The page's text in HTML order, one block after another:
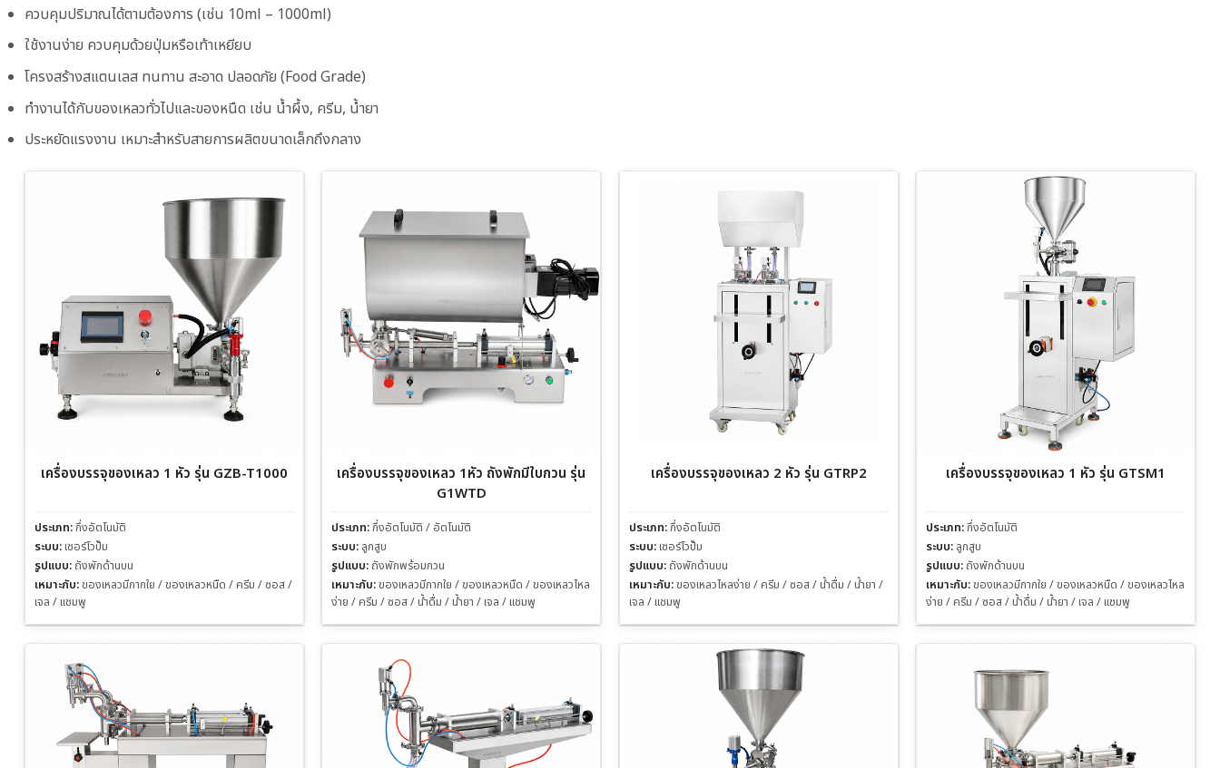
ควบคุมปริมาณได้ตามต้องการ (เช่น 10ml – 1000ml)
ใช้งานง่าย ควบคุมด้วยปุ่มหรือเท้าเหยียบ
โครงสร้างสแตนเลส ทนทาน สะอาด ปลอดภัย (Food Grade)
ทำงานได้กับของเหลวทั่วไปและของหนืด เช่น น้ำผึ้ง, ครีม, น้ำยา
ประหยัดแรงงาน เหมาะสำหรับสายการผลิตขนาดเล็กถึงกลาง
เครื่องบรรจุของเหลว 1 หัว รุ่น GZB-T1000
ประเภท:กึ่งอัตโนมัติ
ระบบ:เซอร์โวปั๊ม
รูปแบบ: ถังพักด้านบน
เหมาะกับ:ของเหลวมีกากใย / ของเหลวหนืด / ครีม / ซอส /
เจล / แชมพู
เครื่องบรรจุของเหลว 1หัว ถังพักมีใบกวน รุ่น
G1WTD
ประเภท:กึ่งอัตโนมัติ / อัตโนมัติ
ระบบ: ลูกสูบ
รูปแบบ: ถังพักพร้อมกวน
เหมาะกับ:ของเหลวมีกากใย / ของเหลวหนืด / ของเหลวไหล
ง่าย / ครีม / ซอส / น้ำดื่ม / น้ำยา / เจล / แชมพู
เครื่องบรรจุของเหลว 2 หัว รุ่น GTRP2
ประเภท:กึ่งอัตโนมัติ
ระบบ:เซอร์โวปั๊ม
รูปแบบ: ถังพักด้านบน
เหมาะกับ:ของเหลวไหลง่าย / ครีม / ซอส / น้ำดื่ม / น้ำยา /
เจล / แชมพู
เครื่องบรรจุของเหลว 1 หัว รุ่น GTSM1
ประเภท:กึ่งอัตโนมัติ
ระบบ: ลูกสูบ
รูปแบบ: ถังพักด้านบน
เหมาะกับ:ของเหลวมีกากใย / ของเหลวหนืด / ของเหลวไหล
ง่าย / ครีม / ซอส / น้ำดื่ม / น้ำยา / เจล / แชมพู